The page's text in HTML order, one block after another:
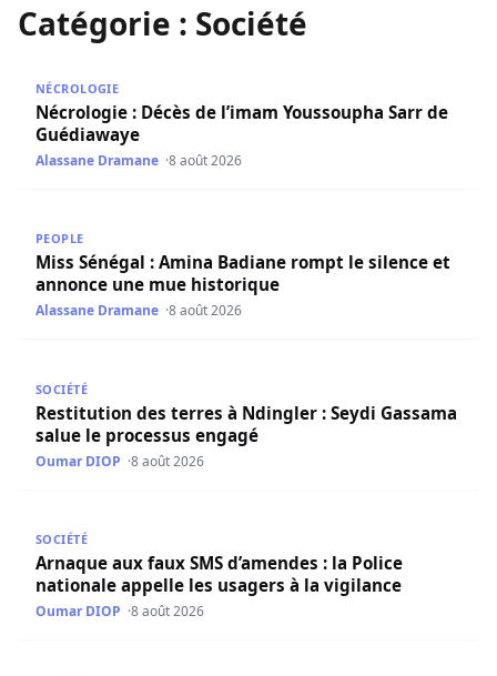
Catégorie : Société
NÉCROLOGIE
Nécrologie : Décès de l’imam Youssoupha Sarr de
Guédiawaye
Alassane Dramane 8 août 2026
PEOPLE
Miss Sénégal : Amina Badiane rompt le silence et
annonce une mue historique
Alassane Dramane 8 août 2026
SOCIÉTÉ
Restitution des terres à Ndingler : Seydi Gassama
salue le processus engagé
Oumar DIOP 8 août 2026
SOCIÉTÉ
Arnaque aux faux SMS d’amendes : la Police
nationale appelle les usagers à la vigilance
Oumar DIOP 8 août 2026